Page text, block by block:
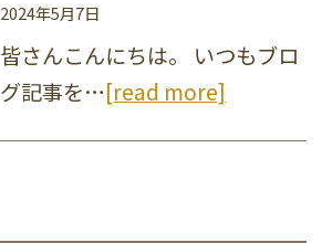
2024年5月7日
皆さんこんにちは。 いつもブロ
グ記事を…[read more]